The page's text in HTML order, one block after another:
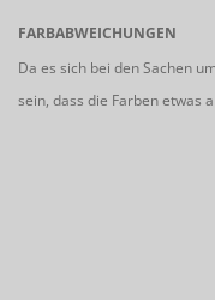
FARBABWEICHUNGEN
Da es sich bei den Sachen
sein, dass die Farben etwas